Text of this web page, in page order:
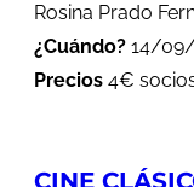
Rosina Prado
¿Cuándo? 14/09/
Precios 4€
CINE